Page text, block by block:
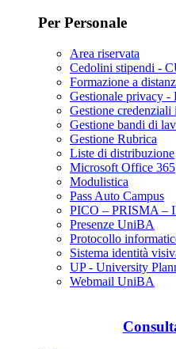
Per Personale
Area riservata
Cedolini stipendi -
Formazione a
Gestionale privacy -
Gestione credenziali
Gestione bandi di
Gestione Rubrica
Liste di distribuzione
Microsoft Office 365
Modulistica
Pass Auto Campus
PICO – PRISMA –
Presenze UniBA
Protocollo
Sistema identità
UP - University
Webmail UniBA